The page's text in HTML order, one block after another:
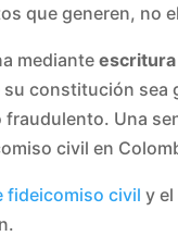
que generen, no
mediante
constitución
fraudulento. Una
civil en
fideicomiso civil y